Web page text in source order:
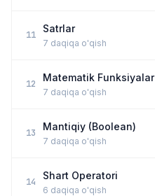
11
Satrlar
7 daqiqa o'qish
12
Matematik Funksiyalar
7 daqiqa o'qish
13
Mantiqiy (Boolean)
7 daqiqa o'qish
14
Shart Operatori
6 daqiqa o'qish